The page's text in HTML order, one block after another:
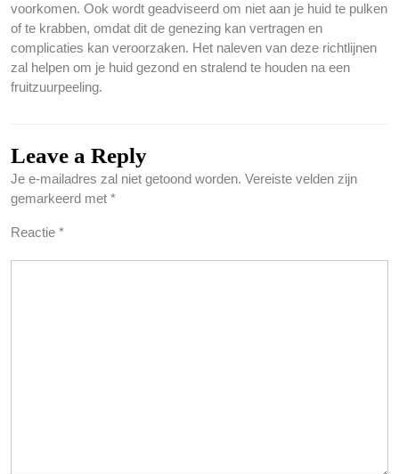
voorkomen. Ook wordt geadviseerd om niet aan je huid te pulken
of te krabben, omdat dit de genezing kan vertragen en
complicaties kan veroorzaken. Het naleven van deze richtlijnen
zal helpen om je huid gezond en stralend te houden na een
fruitzuurpeeling.
Leave a Reply
Je e-mailadres zal niet getoond worden. Vereiste velden zijn
gemarkeerd met *
Reactie *